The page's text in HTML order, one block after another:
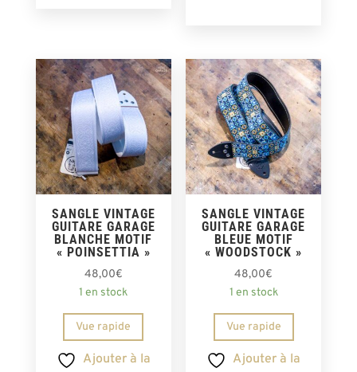
SANGLE VINTAGE
GUITARE GARAGE
BLANCHE MOTIF
« POINSETTIA »
48,00€
1 en stock
Vue rapide
Ajouter à la
SANGLE VINTAGE
GUITARE GARAGE
BLEUE MOTIF
« WOODSTOCK »
48,00€
1 en stock
Vue rapide
Ajouter à la